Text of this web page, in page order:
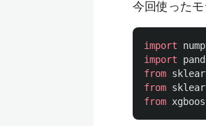
今回使った
import
import
from
from
from